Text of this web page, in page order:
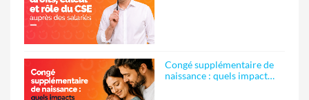
Congé supplémentaire de
naissance : quels impact…